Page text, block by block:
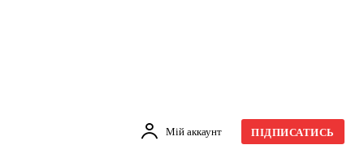
Мій аккаунт ПІДПИСАТИСЬ